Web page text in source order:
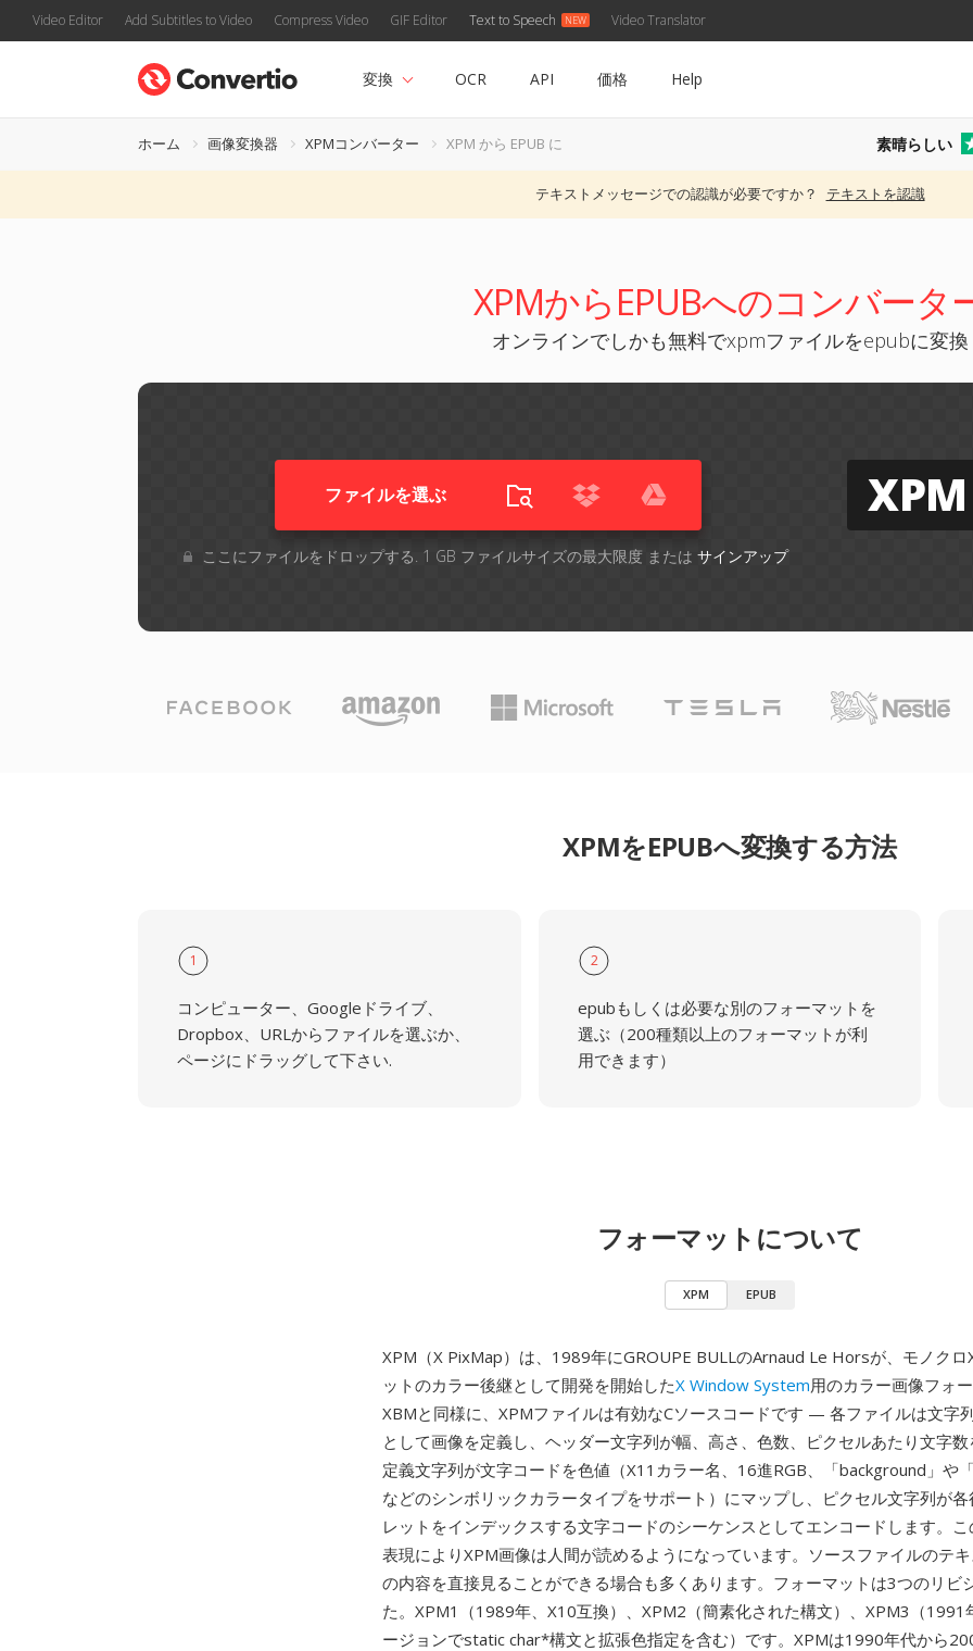
Video Editor Add Subtitles to Video Compress Video GIF Editor Text to Speech Video Translator
変換 OCR API 価格 Help
ホーム 画像変換器 XPMコンバーター XPM から EPUB に 素晴らしい
テキストメッセージでの認識が必要ですか？ テキストを認識
XPMからEPUBへのコンバータ
オンラインでしかも無料でxpmファイルをepubに変換
ファイルを選ぶ
ここにファイルをドロップする. 1 GB ファイルサイズの最大限度 または サインアップ
XPM
XPMをEPUBへ変換する方法
1
コンピューター、Googleドライブ、
Dropbox、URLからファイルを選ぶか、
ページにドラッグして下さい.
2
epubもしくは必要な別のフォーマットを
選ぶ（200種類以上のフォーマットが利
用できます）
フォーマットについて
XPM EPUB
XPM（X PixMap）は、1989年にGROUPE BULLのArnaud Le Horsが、モノクロ
ットのカラー後継として開発を開始したX Window System用のカラー画像フォー
XBMと同様に、XPMファイルは有効なCソースコードです — 各ファイルは文字
として画像を定義し、ヘッダー文字列が幅、高さ、色数、ピクセルあたり文字
定義文字列が文字コードを色値（X11カラー名、16進RGB、「background」や
などのシンボリックカラータイプをサポート）にマップし、ピクセル文字列が
レットをインデックスする文字コードのシーケンスとしてエンコードします。こ
表現によりXPM画像は人間が読めるようになっています。ソースファイルのテ
の内容を直接見ることができる場合も多くあります。フォーマットは3つのリビ
た。XPM1（1989年、X10互換）、XPM2（簡素化された構文）、XPM3（1991
ージョンでstatic char*構文と拡張色指定を含む）です。XPMは1990年代から